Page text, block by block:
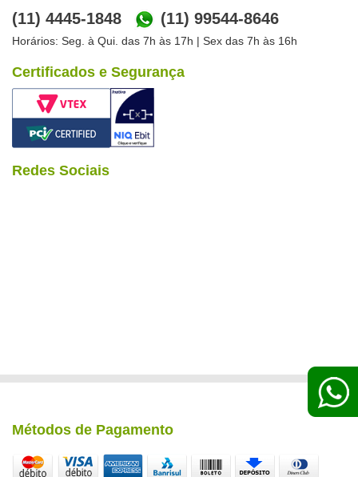
(11) 4445-1848 (11) 99544-8646
Horários: Seg. à Qui. das 7h às 17h | Sex das 7h às 16h
Certificados e Segurança
Redes Sociais
Métodos de Pagamento